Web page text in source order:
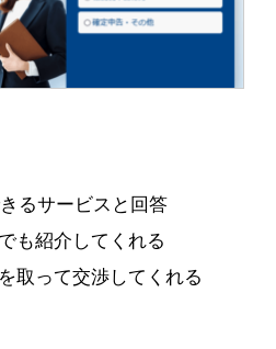
るサービスと回答
も紹介してくれる
取って交渉してくれる